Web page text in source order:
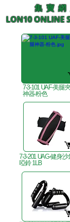
集 寶 網
LON10 ONLINE
7-3-101 UAF-美腿
神器-粉色
7-3-201 UAG-健身沙
啞鈴 1LB